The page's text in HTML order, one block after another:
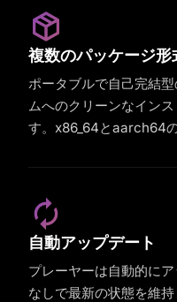
複数のパッケージ形
ポータブルで自己完結
ムへのクリーンなイン
す。x86_64とaarch64
自動アップデート
プレーヤーは自動的に
なしで最新の状態を維持